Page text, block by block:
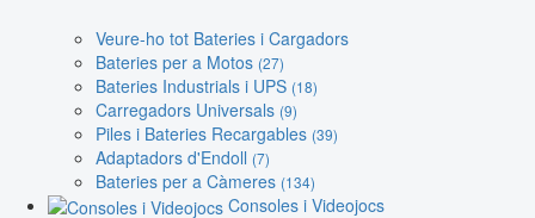
Veure-ho tot Bateries i Cargadors
Bateries per a Motos (27)
Bateries Industrials i UPS (18)
Carregadors Universals (9)
Piles i Bateries Recargables (39)
Adaptadors d'Endoll (7)
Bateries per a Càmeres (134)
Consoles i Videojocs